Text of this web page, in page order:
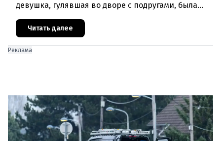
девушка, гулявшая во дворе с подругами, была
ранена выстрелом из пневматического оружия.
Полиция задержала двух п
Читать далее
Реклама